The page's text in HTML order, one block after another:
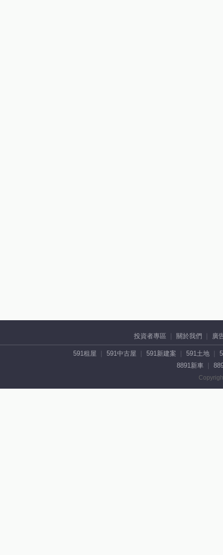
投資者專區 關於我們 廣
591租屋 591中古屋 591新建案 591土地
8891新車